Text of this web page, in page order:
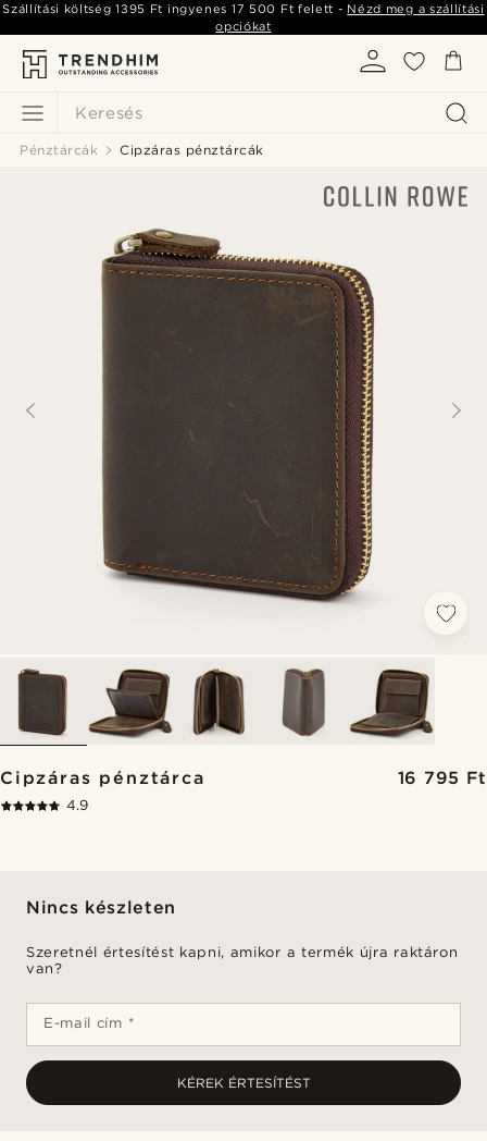
Keresés
Szállítási költség1395 Ft ingyenes 17 500 Ft felett - Nézd meg a szállítási
opciókat
Pénztárcák Cipzáras pénztárcák
Cipzáras pénztárca 16 795 Ft
4.9
Nincs készleten
Szeretnél értesítést kapni, amikor a termék újra raktáron
van?
E-mail cím *
KÉREK ÉRTESÍTÉST